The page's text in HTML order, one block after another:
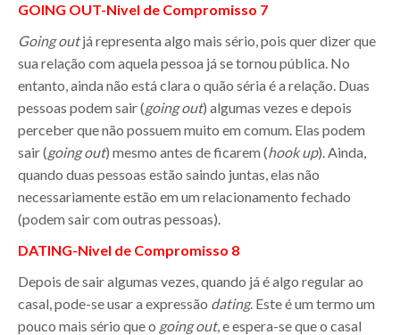
GOING OUT-Nivel de Compromisso 7
Going outjá representa algo mais sério, pois quer dizer que
sua relação com aquela pessoa já se tornou pública. No
entanto, ainda não está clara o quão séria é a relação. Duas
pessoas podem sair (going out) algumas vezes e depois
perceber que não possuem muito em comum. Elas podem
sair (going out) mesmo antes de ficarem (hook up). Ainda,
quando duas pessoas estão saindo juntas, elas não
necessariamente estão em um relacionamento fechado
(podem sair com outras pessoas).
DATING-Nivel de Compromisso 8
Depois de sair algumas vezes, quando já é algo regular ao
casal, pode-se usar a expressão dating. Este é um termo um
pouco mais sério que o going out, e espera-se que o casal